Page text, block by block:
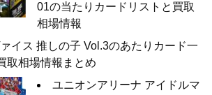
01の当たりカードリストと買取
相場情報
イス 推しの子 Vol.3のあたりカード一
取相場情報まとめ
ユニオンアリーナ アイドルマ